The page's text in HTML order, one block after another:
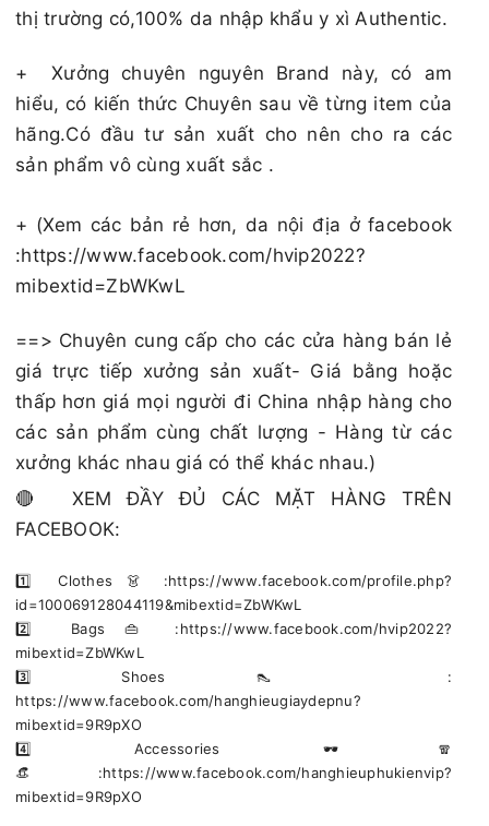
thị trường có,100% da nhập khẩu y xì Authentic.
+Xưởng chuyên nguyên Brand này, có am
hiểu, có kiến thức Chuyên sau về từng item của
hãng.Có đầu tư sản xuất cho nên cho ra các
sản phẩm vô cùng xuất sắc .
+ (Xem các bản rẻ hơn, da nội địa ở facebook
:https://www.facebook.com/hvip2022?
mibextid=ZbWKwL
==> Chuyên cung cấp cho các cửa hàng bán lẻ
giá trực tiếp xưởng sản xuất- Giá bằng hoặc
thấp hơn giá mọi người đi China nhập hàng cho
các sản phẩm cùng chất lượng - Hàng từ các
xưởng khác nhau giá có thể khác nhau.)
🔴 XEM ĐẦY ĐỦ CÁC MẶT HÀNG TRÊN
FACEBOOK:
1️⃣ Clothes 👗 :https://www.facebook.com/profile.php?
id=100069128044119&mibextid=ZbWKwL
2️⃣ Bags 👜 :https://www.facebook.com/hvip2022?
mibextid=ZbWKwL
3️⃣ Shoes 👠 :
https://www.facebook.com/hanghieugiaydepnu?
mibextid=9R9pXO
4️⃣ Accessories 🕶🧣
👒:https://www.facebook.com/hanghieuphukienvip?
mibextid=9R9pXO